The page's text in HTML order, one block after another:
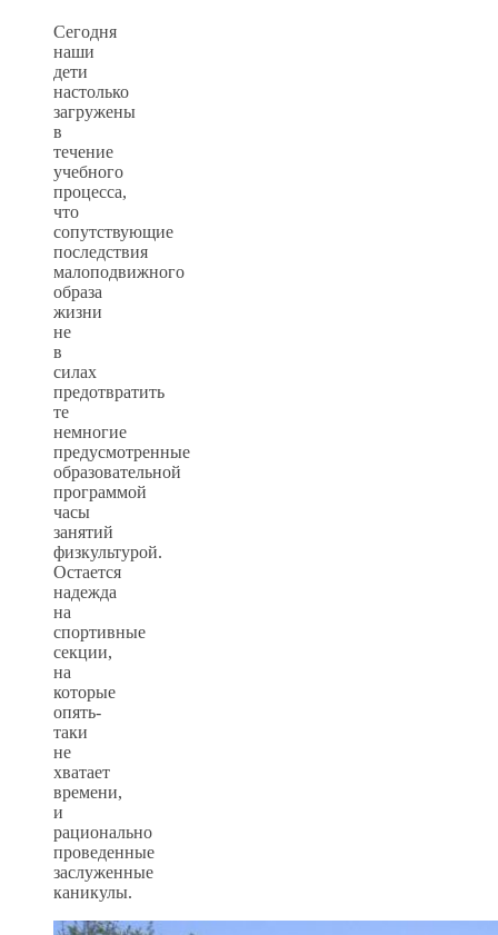
Сегодня
наши
дети
настолько
загружены
в
течение
учебного
процесса,
что
сопутствующие
последствия
малоподвижного
образа
жизни
не
в
силах
предотвратить
те
немногие
предусмотренные
образовательной
программой
часы
занятий
физкультурой.
Остается
надежда
на
спортивные
секции,
на
которые
опять-
таки
не
хватает
времени,
и
рационально
проведенные
заслуженные
каникулы.